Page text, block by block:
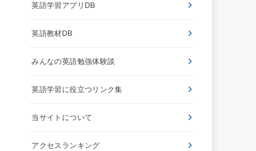
英語学習アプリDB
英語教材DB
みんなの英語勉強体験談
英語学習に役立つリンク集
当サイトについて
アクセスランキング